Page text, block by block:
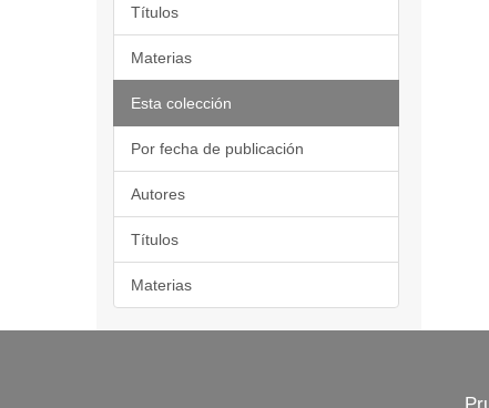
Títulos
Materias
Esta colección
Por fecha de publicación
Autores
Títulos
Materias